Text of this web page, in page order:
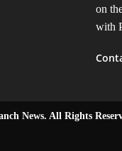
on
with
News. All Rights